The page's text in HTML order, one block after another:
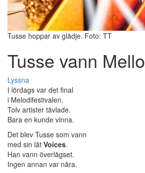
Tusse hoppar av glädje. Foto: TT
Tusse vann Mello
Lyssna
I lördags var det final
i Melodifestivalen.
Tolv artister tävlade.
Bara en kunde vinna.
Det blev Tusse som vann
med sin låt Voices.
Han vann överlägset.
Ingen annan var nära.